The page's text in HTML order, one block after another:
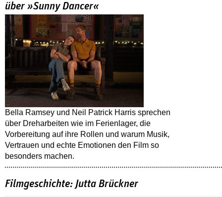
über »Sunny Dancer«
Bella Ramsey und Neil Patrick Harris sprechen
über Dreharbeiten wie im Ferienlager, die
Vorbereitung auf ihre Rollen und warum Musik,
Vertrauen und echte Emotionen den Film so
besonders machen.
Filmgeschichte: Jutta Brückner